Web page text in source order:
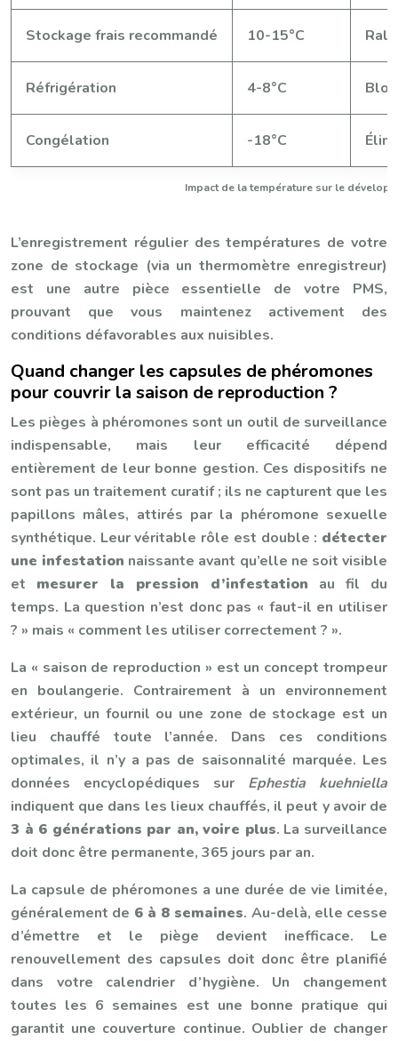
Impact de la température sur le
Stockage frais recommandé 10-15°C
Réfrigération 4-8°C
Congélation -18°C
L’enregistrement régulier des températures de votre
zone de stockage (via un thermomètre enregistreur)
est une autre pièce essentielle de votre PMS,
prouvant que vous maintenez activement des
conditions défavorables aux nuisibles.
Quand changer les capsules de phéromones
pour couvrir la saison de reproduction ?
Les pièges à phéromones sont un outil de surveillance
indispensable, mais leur efficacité dépend
entièrement de leur bonne gestion. Ces dispositifs ne
sont pas un traitement curatif ; ils ne capturent que les
papillons mâles, attirés par la phéromone sexuelle
synthétique. Leur véritable rôle est double : détecter
une infestation naissante avant qu’elle ne soit visible
et mesurer la pression d’infestation au fil du
temps. La question n’est donc pas « faut-il en utiliser
? » mais « comment les utiliser correctement ? ».
La « saison de reproduction » est un concept trompeur
en boulangerie. Contrairement à un environnement
extérieur, un fournil ou une zone de stockage est un
lieu chauffé toute l’année. Dans ces conditions
optimales, il n’y a pas de saisonnalité marquée. Les
données encyclopédiques sur Ephestia kuehniella
indiquent que dans les lieux chauffés, il peut y avoir de
3 à 6 générations par an, voire plus. La surveillance
doit donc être permanente, 365 jours par an.
La capsule de phéromones a une durée de vie limitée,
généralement de 6 à 8 semaines. Au-delà, elle cesse
d’émettre et le piège devient inefficace. Le
renouvellement des capsules doit donc être planifié
dans votre calendrier d’hygiène. Un changement
toutes les 6 semaines est une bonne pratique qui
garantit une couverture continue. Oublier de changer